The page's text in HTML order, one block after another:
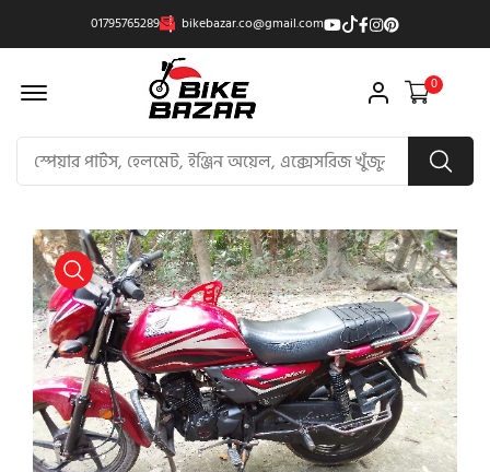
01795765289 bikebazar.co@gmail.com
Offcanvas Menu Open 0
product view